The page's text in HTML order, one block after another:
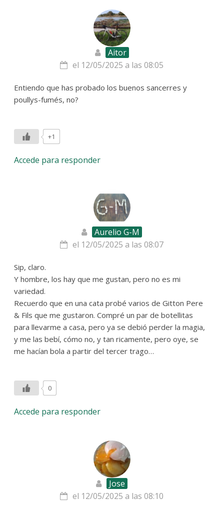
Aitor
el 12/05/2025 a las 08:05
Entiendo que has probado los buenos sancerres y
poullys-fumés, no?
+1
Accede para responder
Aurelio G-M
el 12/05/2025 a las 08:07
Sip, claro.
Y hombre, los hay que me gustan, pero no es mi
variedad.
Recuerdo que en una cata probé varios de Gitton Pere
& Fils que me gustaron. Compré un par de botellitas
para llevarme a casa, pero ya se debió perder la magia,
y me las bebí, cómo no, y tan ricamente, pero oye, se
me hacían bola a partir del tercer trago…
0
Accede para responder
Jose
el 12/05/2025 a las 08:10